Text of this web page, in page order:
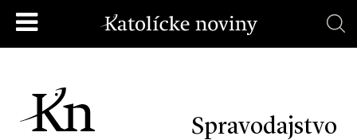
Spravodajstvo